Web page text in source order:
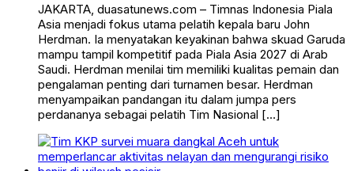
JAKARTA, duasatunews.com – Timnas Indonesia Piala
Asia menjadi fokus utama pelatih kepala baru John
Herdman. Ia menyatakan keyakinan bahwa skuad Garuda
mampu tampil kompetitif pada Piala Asia 2027 di Arab
Saudi. Herdman menilai tim memiliki kualitas pemain dan
pengalaman penting dari turnamen besar. Herdman
menyampaikan pandangan itu dalam jumpa pers
perdananya sebagai pelatih Tim Nasional […]